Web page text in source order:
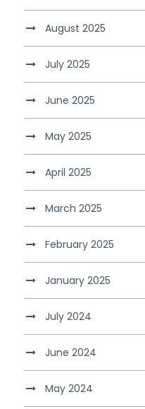
August 2025
July 2025
June 2025
May 2025
April 2025
March 2025
February 2025
January 2025
July 2024
June 2024
May 2024